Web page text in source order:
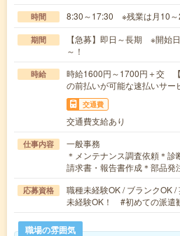
時間 8:30～17:30 ※残業は月10～
期間
【急募】即日～長期 ※開始
～！
時給
時給1600円～1700円＋交
の前払いが可能な速払いサー
交通費
交通費支給あり
仕事内容
一般事務
＊メンテナンス調査依頼＊診
請求書・報告書作成＊部品
応募資格
職種未経験OK / ブランクOK /
未経験OK！ #初めての派遣
職場の雰囲気